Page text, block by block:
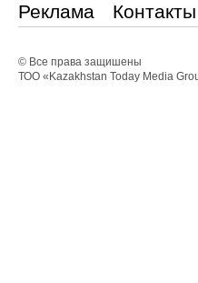
Реклама Контакты
© Все права защишены
ТОО «Kazakhstan Today Media